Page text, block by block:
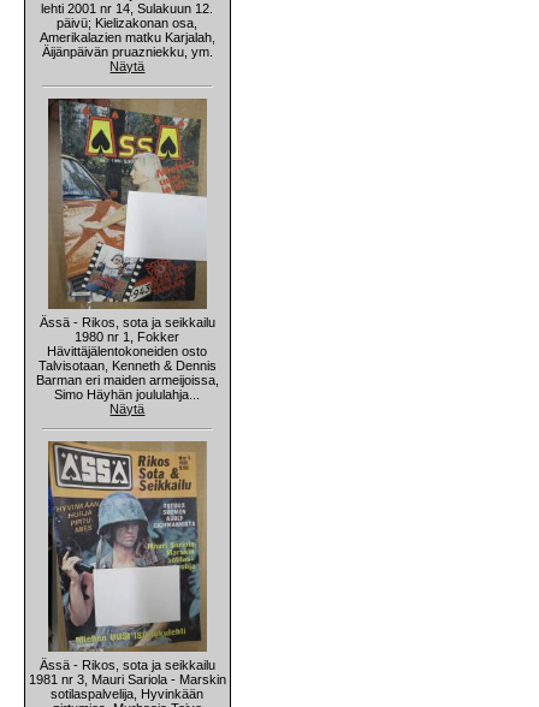
lehti 2001 nr 14, Sulakuun 12.
päivü; Kielizakonan osa,
Amerikalazien matku Karjalah,
Äijänpäivän pruazniekku, ym.
Näytä
Ässä - Rikos, sota ja seikkailu
1980 nr 1, Fokker
Hävittäjälentokoneiden osto
Talvisotaan, Kenneth & Dennis
Barman eri maiden armeijoissa,
Simo Häyhän joululahja...
Näytä
Ässä - Rikos, sota ja seikkailu
1981 nr 3, Mauri Sariola - Marskin
sotilaspalvelija, Hyvinkään